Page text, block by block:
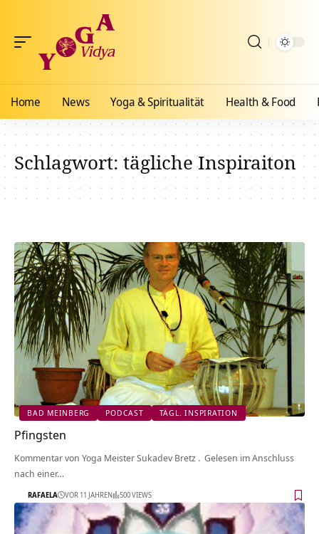
Home News Yoga & Spiritualität Health & Food
Schlagwort:tägliche Inspiraiton
BAD MEINBERG PODCAST TÄGL. INSPIRATION
Pfingsten
Kommentar von Yoga Meister Sukadev Bretz . Gelesen im Anschluss
nach einer…
RAFAELA VOR 11 JAHREN 500 VIEWS